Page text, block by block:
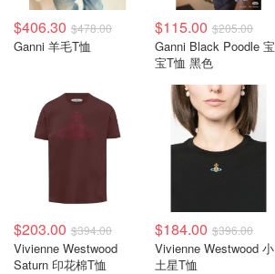
$406.30 $478.00
Ganni 羊毛T恤
$115.00 $205.00
Ganni Black Poodle 宝
宝T恤 黑色
$203.00 $394.00
Vivienne Westwood
Saturn 印花棉T恤
$184.00 $396.00
Vivienne Westwood 小
土星T恤